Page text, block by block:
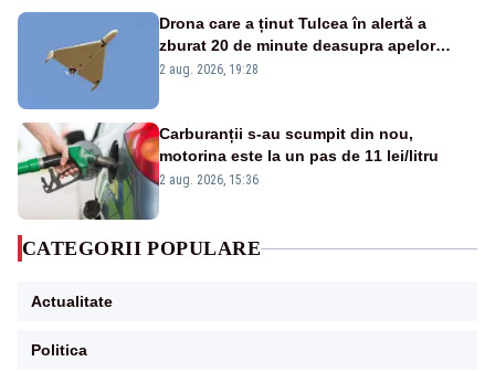
Drona care a ținut Tulcea în alertă a
zburat 20 de minute deasupra apelor
României. Au fost ridicate două F-16
2 aug. 2026, 19:28
Carburanții s-au scumpit din nou,
motorina este la un pas de 11 lei/litru
2 aug. 2026, 15:36
CATEGORII POPULARE
Actualitate
Politica